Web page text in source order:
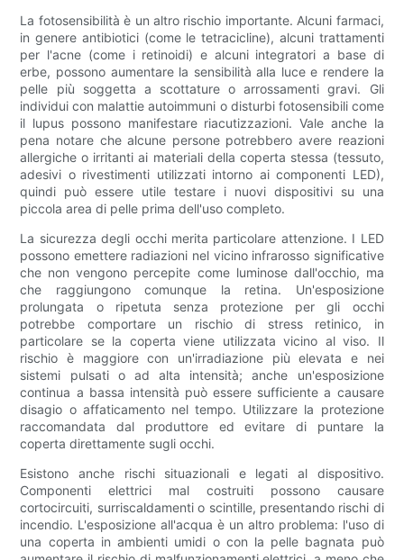
La fotosensibilità è un altro rischio importante. Alcuni farmaci,
in genere antibiotici (come le tetracicline), alcuni trattamenti
per l'acne (come i retinoidi) e alcuni integratori a base di
erbe, possono aumentare la sensibilità alla luce e rendere la
pelle più soggetta a scottature o arrossamenti gravi. Gli
individui con malattie autoimmuni o disturbi fotosensibili come
il lupus possono manifestare riacutizzazioni. Vale anche la
pena notare che alcune persone potrebbero avere reazioni
allergiche o irritanti ai materiali della coperta stessa (tessuto,
adesivi o rivestimenti utilizzati intorno ai componenti LED),
quindi può essere utile testare i nuovi dispositivi su una
piccola area di pelle prima dell'uso completo.
La sicurezza degli occhi merita particolare attenzione. I LED
possono emettere radiazioni nel vicino infrarosso significative
che non vengono percepite come luminose dall'occhio, ma
che raggiungono comunque la retina. Un'esposizione
prolungata o ripetuta senza protezione per gli occhi
potrebbe comportare un rischio di stress retinico, in
particolare se la coperta viene utilizzata vicino al viso. Il
rischio è maggiore con un'irradiazione più elevata e nei
sistemi pulsati o ad alta intensità; anche un'esposizione
continua a bassa intensità può essere sufficiente a causare
disagio o affaticamento nel tempo. Utilizzare la protezione
raccomandata dal produttore ed evitare di puntare la
coperta direttamente sugli occhi.
Esistono anche rischi situazionali e legati al dispositivo.
Componenti elettrici mal costruiti possono causare
cortocircuiti, surriscaldamenti o scintille, presentando rischi di
incendio. L'esposizione all'acqua è un altro problema: l'uso di
una coperta in ambienti umidi o con la pelle bagnata può